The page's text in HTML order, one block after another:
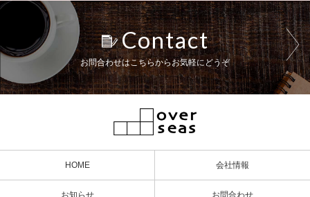
Contact
お問合わせはこちらからお気軽にどうぞ
HOME 会社情報
お知らせ お問合わせ